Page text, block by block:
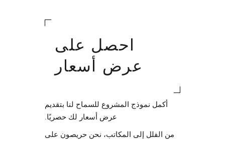
احصل على
عرض أسعار
أكمل نموذج المشروع للسماح لنا بتقديم
عرض أسعار لك حصريًا.
من الفلل إلى المكاتب، نحن حريصون على